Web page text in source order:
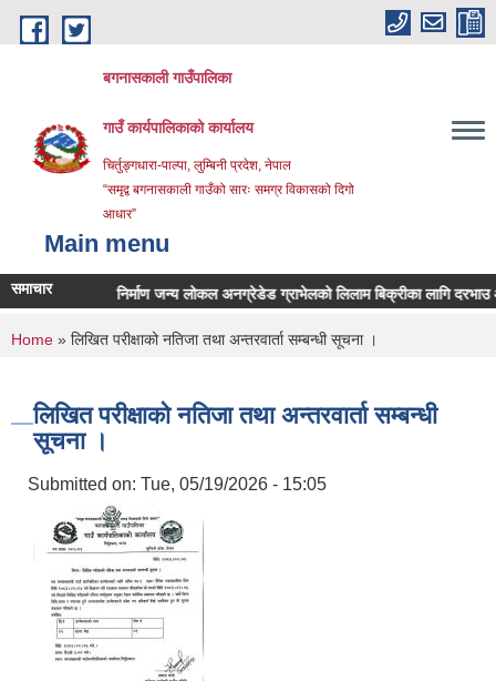
Skip to main content
बगनासकाली गाउँपालिका
गाउँ कार्यपालिकाको कार्यालय
चिर्तुङ्गधारा-पाल्पा, लुम्बिनी प्रदेश, नेपाल
“समृद्व बगनासकाली गाउँको सारः समग्र विकासको दिगो
आधार”
Main menu
समाचार निर्माण जन्य लोकल अनग्रेडेड ग्राभेलको लिलाम बिक्रीका लागि दरभाउ
You are here
Home » लिखित परीक्षाको नतिजा तथा अन्तरवार्ता सम्बन्धी सूचना ।
लिखित परीक्षाको नतिजा तथा अन्तरवार्ता सम्बन्धी
सूचना ।
Submitted on: Tue, 05/19/2026 - 15:05